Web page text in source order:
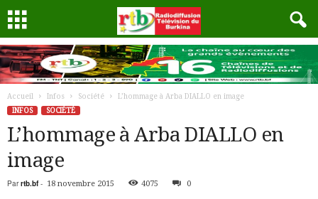
Accueil Infos Société
L’hommage à Arba DIALLO en image
INFOS
SOCIÉTÉ
L’hommage à Arba DIALLO en
image
Par rtb.bf- 18 novembre 2015 4075 0